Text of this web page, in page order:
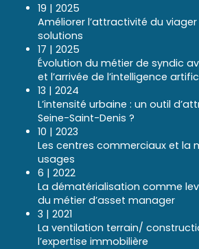
19 | 2025
Améliorer l’attractivité du
solutions
17 | 2025
Évolution du métier de syndic
et l’arrivée de l’intelligence
13 | 2024
L’intensité urbaine : un outil
Seine-Saint-Denis ?
10 | 2023
Les centres commerciaux et la
usages
6 | 2022
La dématérialisation comme
du métier d’asset manager
3 | 2021
La ventilation terrain/
l’expertise immobilière